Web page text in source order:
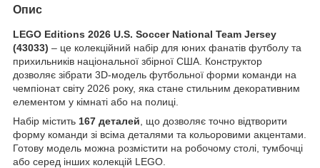
Опис
LEGO Editions 2026 U.S. Soccer National Team Jersey
(43033) – це колекційний набір для юних фанатів футболу та
прихильників національної збірної США. Конструктор
дозволяє зібрати 3D-модель футбольної форми команди на
чемпіонат світу 2026 року, яка стане стильним декоративним
елементом у кімнаті або на полиці.
Набір містить 167 деталей , що дозволяє точно відтворити
форму команди зі всіма деталями та кольоровими акцентами.
Готову модель можна розмістити на робочому столі, тумбочці
або серед інших колекцій LEGO.